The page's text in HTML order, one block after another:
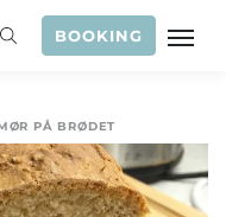
BOOKING
PÅ BRØDET